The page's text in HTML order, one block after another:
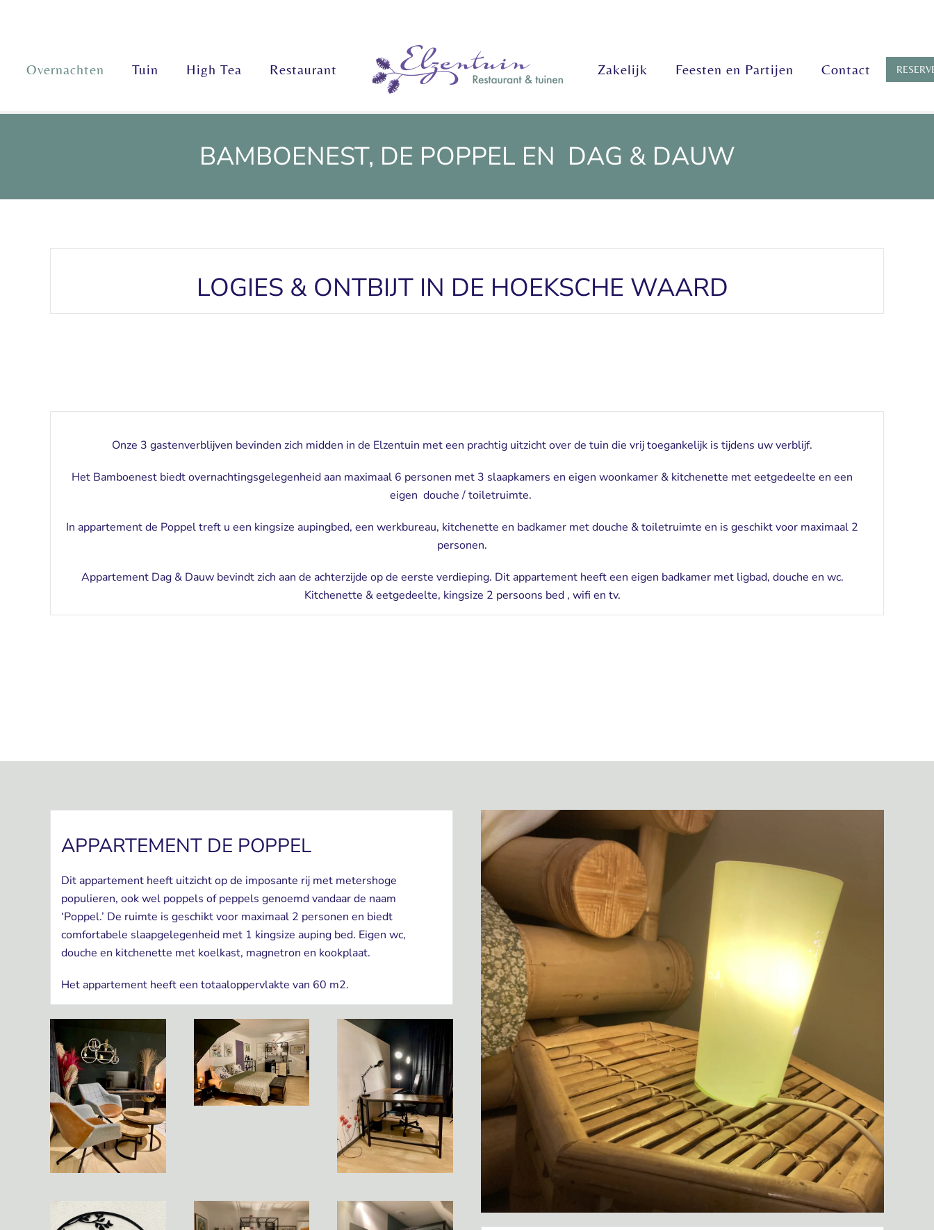
Overnachten Tuin High Tea Restaurant Zakelijk Feesten en Partijen Contact
BAMBOENEST, DE POPPEL EN DAG & DAUW
LOGIES & ONTBIJT IN DE HOEKSCHE WAARD
Onze 3 gastenverblijven bevinden zich midden in de Elzentuin met een prachtig uitzicht over de tuin die vrij toegankelijk is tijdens uw verblijf.
Het Bamboenest biedt overnachtingsgelegenheid aan maximaal 6 personen met 3 slaapkamers en eigen woonkamer & kitchenette met eetgedeelte en een
eigen douche / toiletruimte.
In appartement de Poppel treft u een kingsize aupingbed, een werkbureau, kitchenette en badkamer met douche & toiletruimte en is geschikt voor maximaal 2
personen.
Appartement Dag & Dauw bevindt zich aan de achterzijde op de eerste verdieping. Dit appartement heeft een eigen badkamer met ligbad, douche en wc.
Kitchenette & eetgedeelte, kingsize 2 persoons bed , wifi en tv.
APPARTEMENT DE POPPEL
Dit appartement heeft uitzicht op de imposante rij met metershoge
populieren, ook wel poppels of peppels genoemd vandaar de naam
‘Poppel.’ De ruimte is geschikt voor maximaal 2 personen en biedt
comfortabele slaapgelegenheid met 1 kingsize auping bed. Eigen wc,
douche en kitchenette met koelkast, magnetron en kookplaat.
Het appartement heeft een totaaloppervlakte van 60 m2.